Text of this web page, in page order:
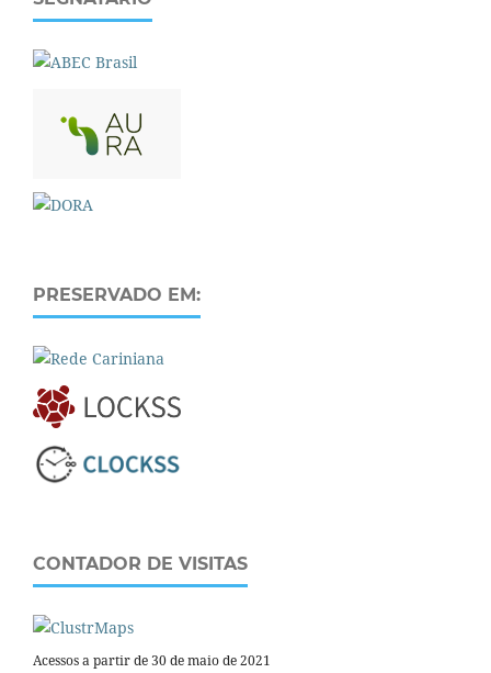
PRESERVADO EM:
CONTADOR DE VISITAS
Acessos a partir de 30 de maio de 2021